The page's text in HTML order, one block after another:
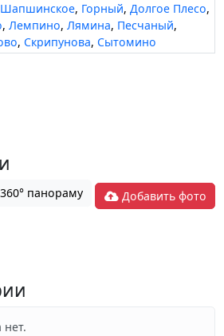
Шапшинское, Горный,Долгое Плесо,
,Лемпино,Лямина, Песчаный,
, Скрипунова, Сытомино
панораму Добавить фото